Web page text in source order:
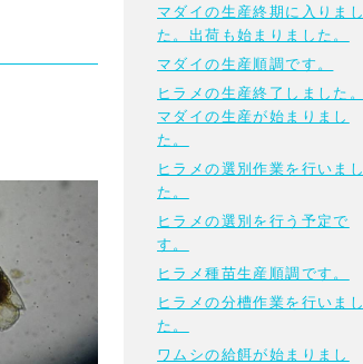
マダイの生産終期に入りまし
た。出荷も始まりました。
マダイの生産順調です。
ヒラメの生産終了しました。
マダイの生産が始まりまし
た。
ヒラメの選別作業を行いまし
た。
ヒラメの選別を行う予定で
す。
ヒラメ種苗生産順調です。
ヒラメの分槽作業を行いまし
た。
ワムシの給餌が始まりまし